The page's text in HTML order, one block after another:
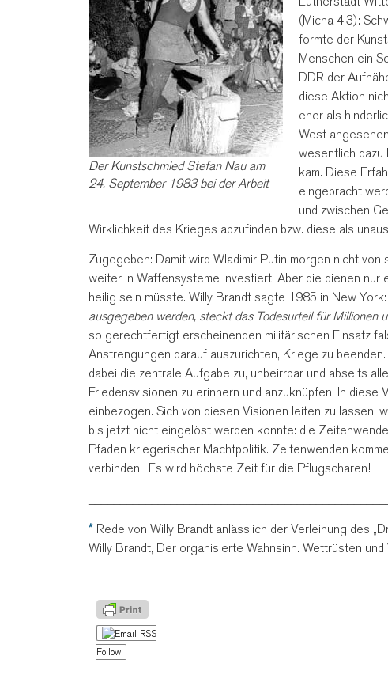
Der Kunstschmied Stefan Nau am
24. September 1983 bei der Arbeit
(Micha 4,3):
formte der
Menschen ein
DDR der
diese Aktion
eher als
West
wesentlich dazu
kam. Diese
eingebracht
und zwischen
Wirklichkeit des Krieges abzufinden bzw. diese als
Zugegeben: Damit wird Wladimir Putin morgen nicht
weiter in Waffensysteme investiert. Aber die dienen
heilig sein müsste. Willy Brandt sagte 1985 in New York:
ausgegeben werden, steckt das Todesurteil für Millionen
so gerechtfertigt erscheinenden militärischen Einsatz
Anstrengungen darauf auszurichten, Kriege zu
dabei die zentrale Aufgabe zu, unbeirrbar und abseits
Friedensvisionen zu erinnern und anzuknüpfen. In
einbezogen. Sich von diesen Visionen leiten zu lassen,
bis jetzt nicht eingelöst werden konnte: die
Pfaden kriegerischer Machtpolitik. Zeitenwenden
verbinden. Es wird höchste Zeit für die Pflugscharen!
* Rede von Willy Brandt anlässlich der Verleihung des
Willy Brandt, Der organisierte Wahnsinn. Wettrüsten
Follow